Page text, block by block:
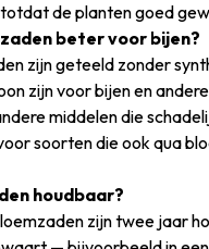
de planten goed
beter voor bijen?
zijn geteeld zonder
zijn voor bijen en
middelen die
soorten die ook qua
houdbaar?
zijn twee jaar